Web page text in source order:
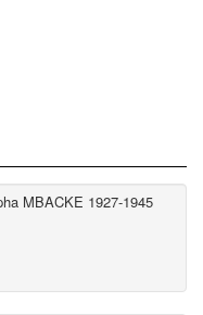
MBACKE 1927-1945